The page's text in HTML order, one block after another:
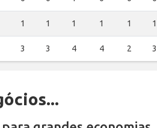
1 1 1 1 1 1
3 3 4 4 2 3